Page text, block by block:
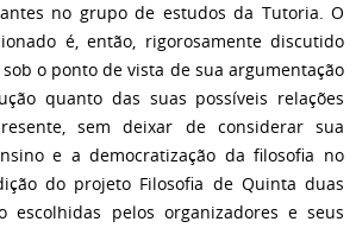
no grupo de estudos da Tutoria. O
é, então, rigorosamente discutido
o ponto de vista de sua argumentação
quanto das suas possíveis relações
sem deixar de considerar sua
e a democratização da filosofia no
do projeto Filosofia de Quinta duas
escolhidas pelos organizadores e seus